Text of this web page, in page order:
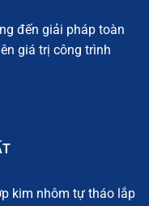
đến giải pháp toàn
giá trị công trình
kim nhôm tự tháo lắp